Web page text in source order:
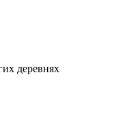
деревнях